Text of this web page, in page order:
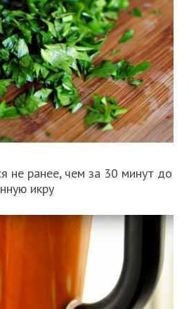
не ранее, чем за 30 минут до
икру